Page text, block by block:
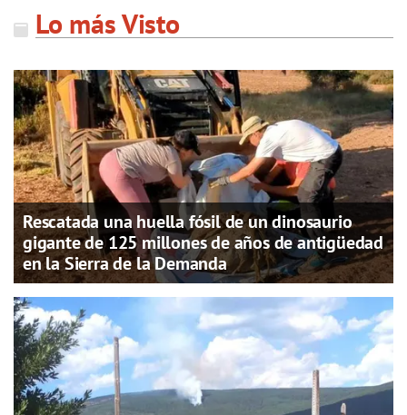
Lo más Visto
Rescatada una huella fósil de un dinosaurio
gigante de 125 millones de años de antigüedad
en la Sierra de la Demanda